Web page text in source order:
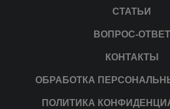
СТАТЬИ
ВОПРОС-ОТВЕТ
КОНТАКТЫ
ОБРАБОТКА
ПОЛИТИКА